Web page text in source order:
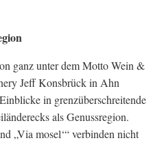
ganz unter dem Motto Wein &
Jeff Konsbrück in Ahn
in grenzüberschreitende
als Genussregion.
„Via mosel‘“ verbinden nicht